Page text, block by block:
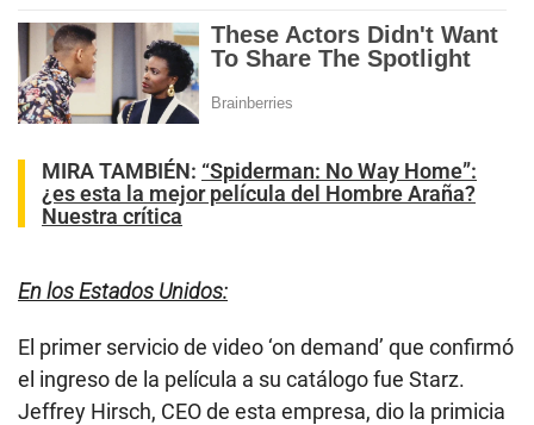
MIRA TAMBIÉN: “Spiderman: No Way Home”:
¿es esta la mejor película del Hombre Araña?
Nuestra crítica
En los Estados Unidos:
El primer servicio de video ‘on demand’ que confirmó
el ingreso de la película a su catálogo fue Starz.
Jeffrey Hirsch, CEO de esta empresa, dio la primicia